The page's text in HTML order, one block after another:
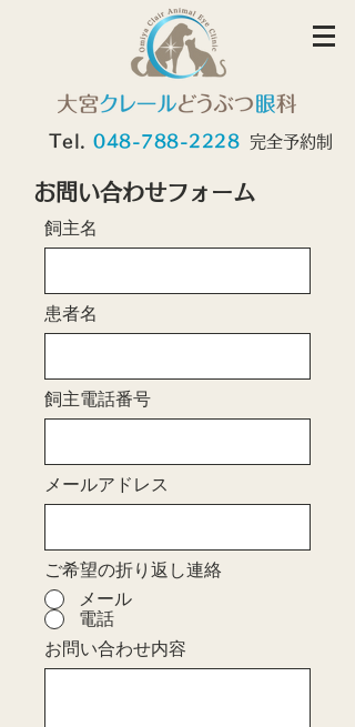
Tel. 048-788-2228 完全予約制
​お問い合わせフォーム
飼主名
患者名
飼主電話番号
メールアドレス
ご希望の折り返し連絡
メール
電話
お問い合わせ内容